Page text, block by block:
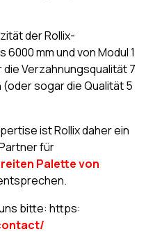
der Rollix-
mm und von Modul 1
die Verzahnungsqualität 7
(oder sogar die Qualität 5
ist Rollix daher ein
für
Palette von
bitte: https: